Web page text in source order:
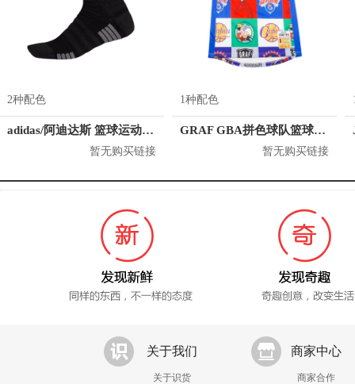
2种配色
adidas/阿迪达斯 篮球运动袜 EH8741
暂无购买链接
1种配色
GRAF GBA拼色球队篮球背心球衣 男女同款
暂无购买链接
关于我们
关于识货
商家中心
商家合作